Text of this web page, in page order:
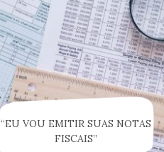
“EU VOU EMITIR SUAS NOTAS
FISCAIS”